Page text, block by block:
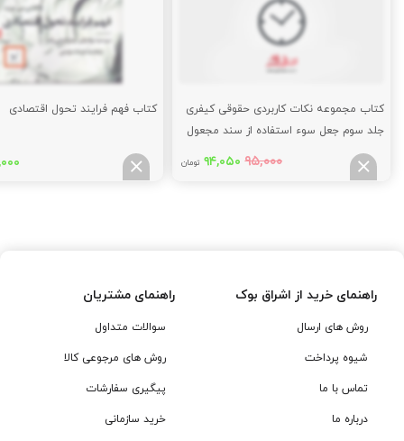
کتاب مجموعه نکات کاربردی حقوقی کیفری
جلد سوم جعل سوء استفاده از سند مجعول
و جرایم مشابه
۹۵,۰۰۰ قیمت
۹۴,۰۵۰ تومانقیمت
کتاب فهم فرایند تحول اقتصادی
راهنمای خرید از اشراق بوک
روش های ارسال
شیوه پرداخت
تماس با ما
درباره ما
راهنمای مشتریان
سوالات متداول
روش های مرجوعی کالا
پیگیری سفارشات
خرید سازمانی